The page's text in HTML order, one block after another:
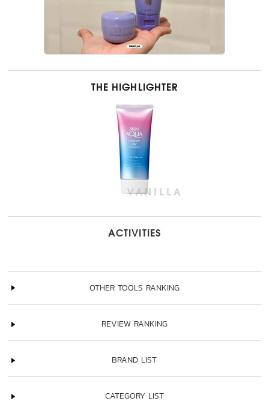
THE HIGHLIGHTER
ACTIVITIES
OTHER TOOLS RANKING
REVIEW RANKING
BRAND LIST
CATEGORY LIST